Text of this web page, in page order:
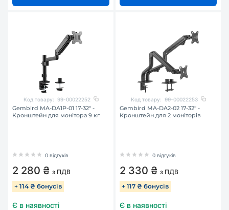
Код товару: 99-00022252
Gembird MA-DA1P-01 17-32" -
Кронштейн для монітора 9 кг
0 відгуків
2 280 ₴ з ПДВ
+ 114 ₴ бонусів
Є в наявності
Код товару: 99-00022253
Gembird MA-DA2-02 17-32" -
Кронштейн для 2 моніторів
0 відгуків
2 330 ₴ з ПДВ
+ 117 ₴ бонусів
Є в наявності